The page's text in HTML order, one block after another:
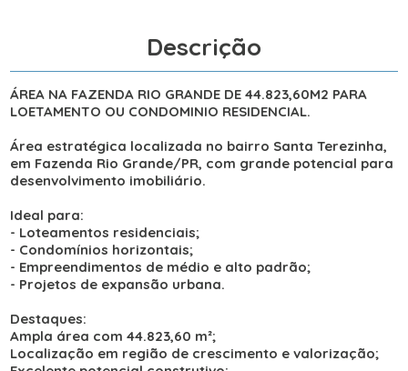
Descrição
ÁREA NA FAZENDA RIO GRANDE DE 44.823,60M2 PARA
LOETAMENTO OU CONDOMINIO RESIDENCIAL.
Área estratégica localizada no bairro Santa Terezinha,
em Fazenda Rio Grande/PR, com grande potencial para
desenvolvimento imobiliário.
Ideal para:
- Loteamentos residenciais;
- Condomínios horizontais;
- Empreendimentos de médio e alto padrão;
- Projetos de expansão urbana.
Destaques:
Ampla área com 44.823,60 m²;
Localização em região de crescimento e valorização;